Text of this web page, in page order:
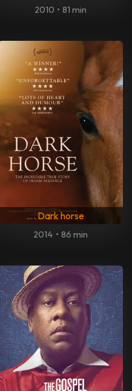
2010 • 81 min
Dark horse
2014 • 86 min